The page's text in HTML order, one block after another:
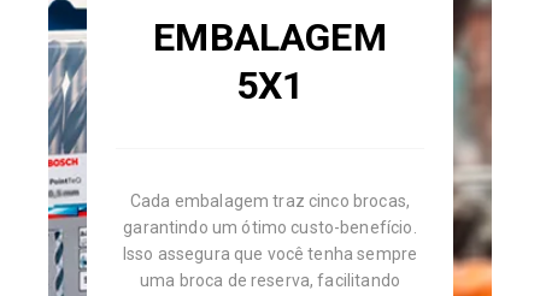
EMBALAGEM
5X1
Cada embalagem traz cinco brocas,
garantindo um ótimo custo-benefício.
Isso assegura que você tenha sempre
uma broca de reserva, facilitando